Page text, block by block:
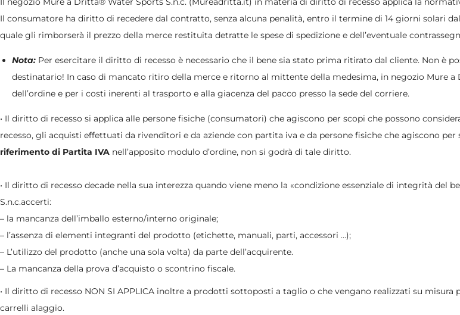
Il consumatore ha diritto di recedere dal contratto, senza alcuna penalità, entro il termine di 14 giorni solari
quale gli rimborserà il prezzo della merce restituita detratte le spese di spedizione e dell’eventuale
Nota: Per esercitare il diritto di recesso è necessario che il bene sia stato prima ritirato dal cliente. Non è
destinatario! In caso di mancato ritiro della merce e ritorno al mittente della medesima, in negozio Mure
dell’ordine e per i costi inerenti al trasporto e alla giacenza del pacco presso la sede del corriere.
• Il diritto di recesso si applica alle persone fisiche (consumatori) che agiscono per scopi che possono
recesso, gli acquisti effettuati da rivenditori e da aziende con partita iva e da persone fisiche che agiscono
riferimento di Partita IVA nell’apposito modulo d’ordine, non si godrà di tale diritto.
• Il diritto di recesso decade nella sua interezza quando viene meno la «condizione essenziale di integrità
S.n.c.accerti:
– la mancanza dell’imballo esterno/interno originale;
– l’assenza di elementi integranti del prodotto (etichette, manuali, parti, accessori …);
– L’utilizzo del prodotto (anche una sola volta) da parte dell’acquirente.
– La mancanza della prova d’acquisto o scontrino fiscale.
• Il diritto di recesso NON SI APPLICA inoltre a prodotti sottoposti a taglio o che vengano realizzati su misura
carrelli alaggio.